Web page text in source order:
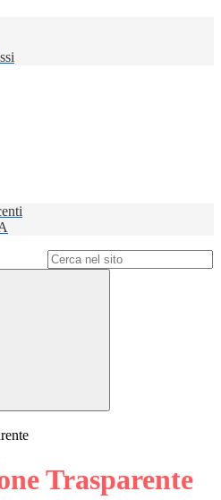
Trasparente